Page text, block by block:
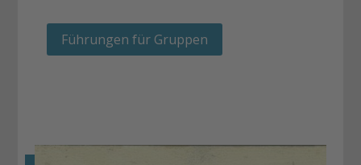
Führungen für Gruppen